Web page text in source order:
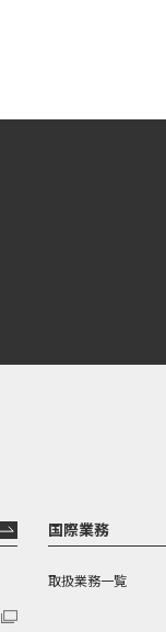
国際業務
取扱業務一覧